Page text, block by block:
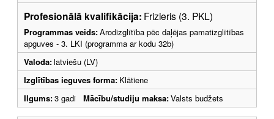
Profesionālā kvalifikācija: Frizieris (3. PKL)
Programmas veids:Arodizglītība pēc daļējas pamatizglītības
apguves - 3. LKI (programma ar kodu 32b)
Valoda:latviešu (LV)
Izglītības ieguves forma: Klātiene
Ilgums:3 gadi Mācību/studiju maksa:Valsts budžets